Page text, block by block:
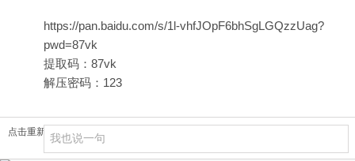
https://pan.baidu.com/s/1l-vhfJOpF6bhSgLGQzzUag?
pwd=87vk
提取码： 87vk
解压密码： 123
点击重新加载